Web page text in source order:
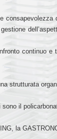
consapevolezza
continuo e
strutturata
il
la